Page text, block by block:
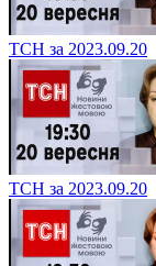
ТСН за 2023.09.20
ТСН за 2023.09.20